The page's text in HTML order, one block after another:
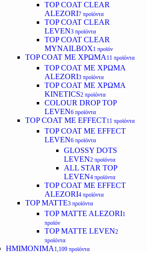
TOP COAT CLEAR
ALEZORI7 προϊόντα
TOP COAT CLEAR
LEVEN3 προϊόντα
TOP COAT CLEAR
MYNAILBOX1 προϊόν
TOP COAT ΜΕ ΧΡΩΜΑ 11 προϊόντα
TOP COAT ΜΕ ΧΡΩΜΑ
ALEZORI3 προϊόντα
TOP COAT ΜΕ ΧΡΩΜΑ
KINETICS2 προϊόντα
COLOUR DROP TOP
LEVEN6 προϊόντα
TOP COAT ΜΕ EFFECT11 προϊόντα
TOP COAT ME EFFECT
LEVEN6 προϊόντα
GLOSSY DOTS
LEVEN2 προϊόντα
ALL STAR TOP
LEVEN4 προϊόντα
TOP COAT ME EFFECT
ALEZORI4 προϊόντα
TOP MATTE3 προϊόντα
TOP MATTE ALEZORI1
προϊόν
TOP MATTE LEVEN2
προϊόντα
ΗΜΙΜΟΝΙΜΑ 1,109 προϊόντα